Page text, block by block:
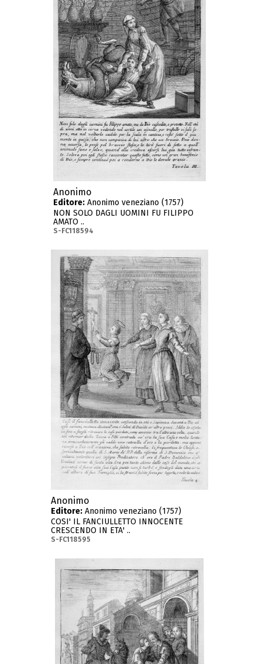
Anonimo
Editore:Anonimo veneziano (1757)
NON SOLO DAGLI UOMINI FU FILIPPO
AMATO ..
S-FC118594
Anonimo
Editore:Anonimo veneziano (1757)
COSI' IL FANCIULLETTO INNOCENTE
CRESCENDO IN ETA' ..
S-FC118595